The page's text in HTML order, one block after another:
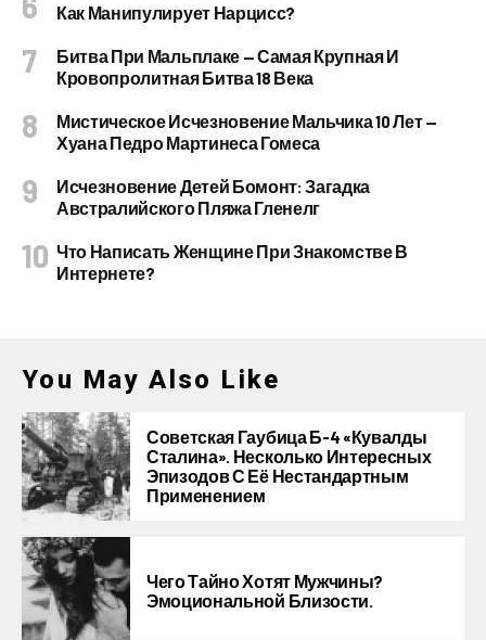
Как Манипулирует Нарцисс?
Битва При Мальплаке — Самая Крупная И
Кровопролитная Битва 18 Века
Мистическое Исчезновение Мальчика 10 Лет —
Хуана Педро Мартинеса Гомеса
Исчезновение Детей Бомонт: Загадка
Австралийского Пляжа Гленелг
Что Написать Женщине При Знакомстве В
Интернете?
You May Also Like
Советская Гаубица Б-4 «Кувалды
Сталина». Несколько Интересных
Эпизодов С Её Нестандартным
Применением
Чего Тайно Хотят Мужчины?
Эмоциональной Близости.